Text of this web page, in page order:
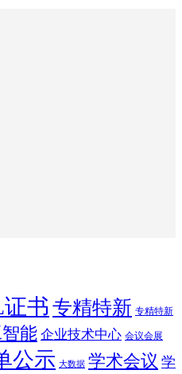
证书 专精特新 专精特新
能 企业技术中心 会议会展
公示 大数据 学术会议 学